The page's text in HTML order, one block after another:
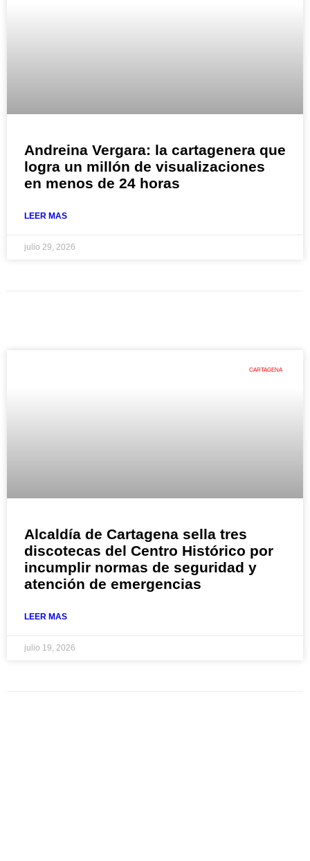
Andreina Vergara: la cartagenera que
logra un millón de visualizaciones
en menos de 24 horas
LEER MAS
julio 29, 2026
CARTAGENA
Alcaldía de Cartagena sella tres
discotecas del Centro Histórico por
incumplir normas de seguridad y
atención de emergencias
LEER MAS
julio 19, 2026